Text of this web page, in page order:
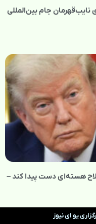
جام بین‌المللی
هسته‌ای دست پیدا کند –
یو ای نیوز